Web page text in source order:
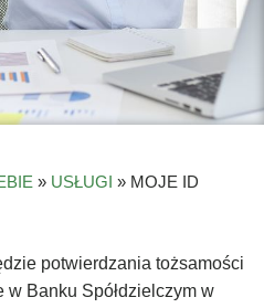
» USŁUGI » MOJE ID
potwierdzania tożsamości
Banku Spółdzielczym w